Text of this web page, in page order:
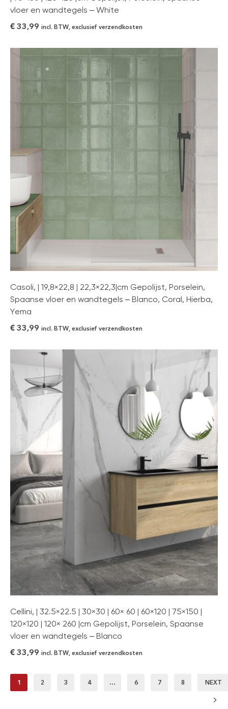
vloer en wandtegels – White
€ 33,99 incl. BTW, exclusief verzendkosten
Casoli, | 19,8×22,8 | 22,3×22,3|cm Gepolijst, Porselein,
Spaanse vloer en wandtegels – Blanco, Coral, Hierba,
Yema
€ 33,99 incl. BTW, exclusief verzendkosten
Cellini, | 32.5×22.5 | 30×30 | 60× 60 | 60×120 | 75×150 |
120×120 | 120× 260 |cm Gepolijst, Porselein, Spaanse
vloer en wandtegels – Blanco
€ 33,99 incl. BTW, exclusief verzendkosten
1 2 3 4 … 6 7 8 NEXT